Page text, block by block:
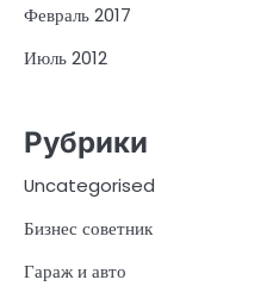
Февраль 2017
Июль 2012
Рубрики
Uncategorised
Бизнес советник
Гараж и авто